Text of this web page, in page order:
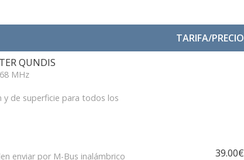
TARIFA/PRECIO
QUNDIS
MHz
y de superficie para todos los
enviar por M-Bus inalámbrico
39.00€